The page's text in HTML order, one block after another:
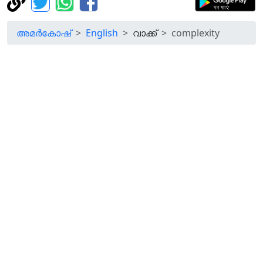
അമർകോഷ് English വാക്ക് complexity